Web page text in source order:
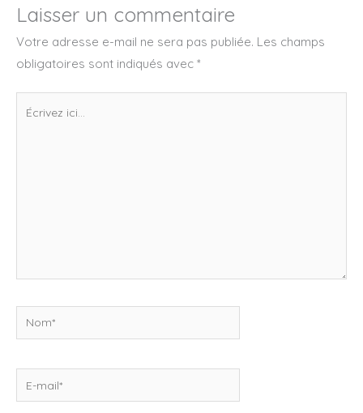
Laisser un commentaire
Votre adresse e-mail ne sera pas publiée. Les champs
obligatoires sont indiqués avec *
Nom*
mail*